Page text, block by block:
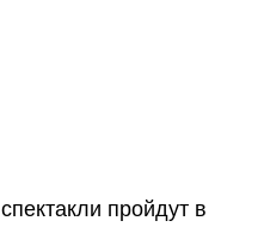
пройдут в